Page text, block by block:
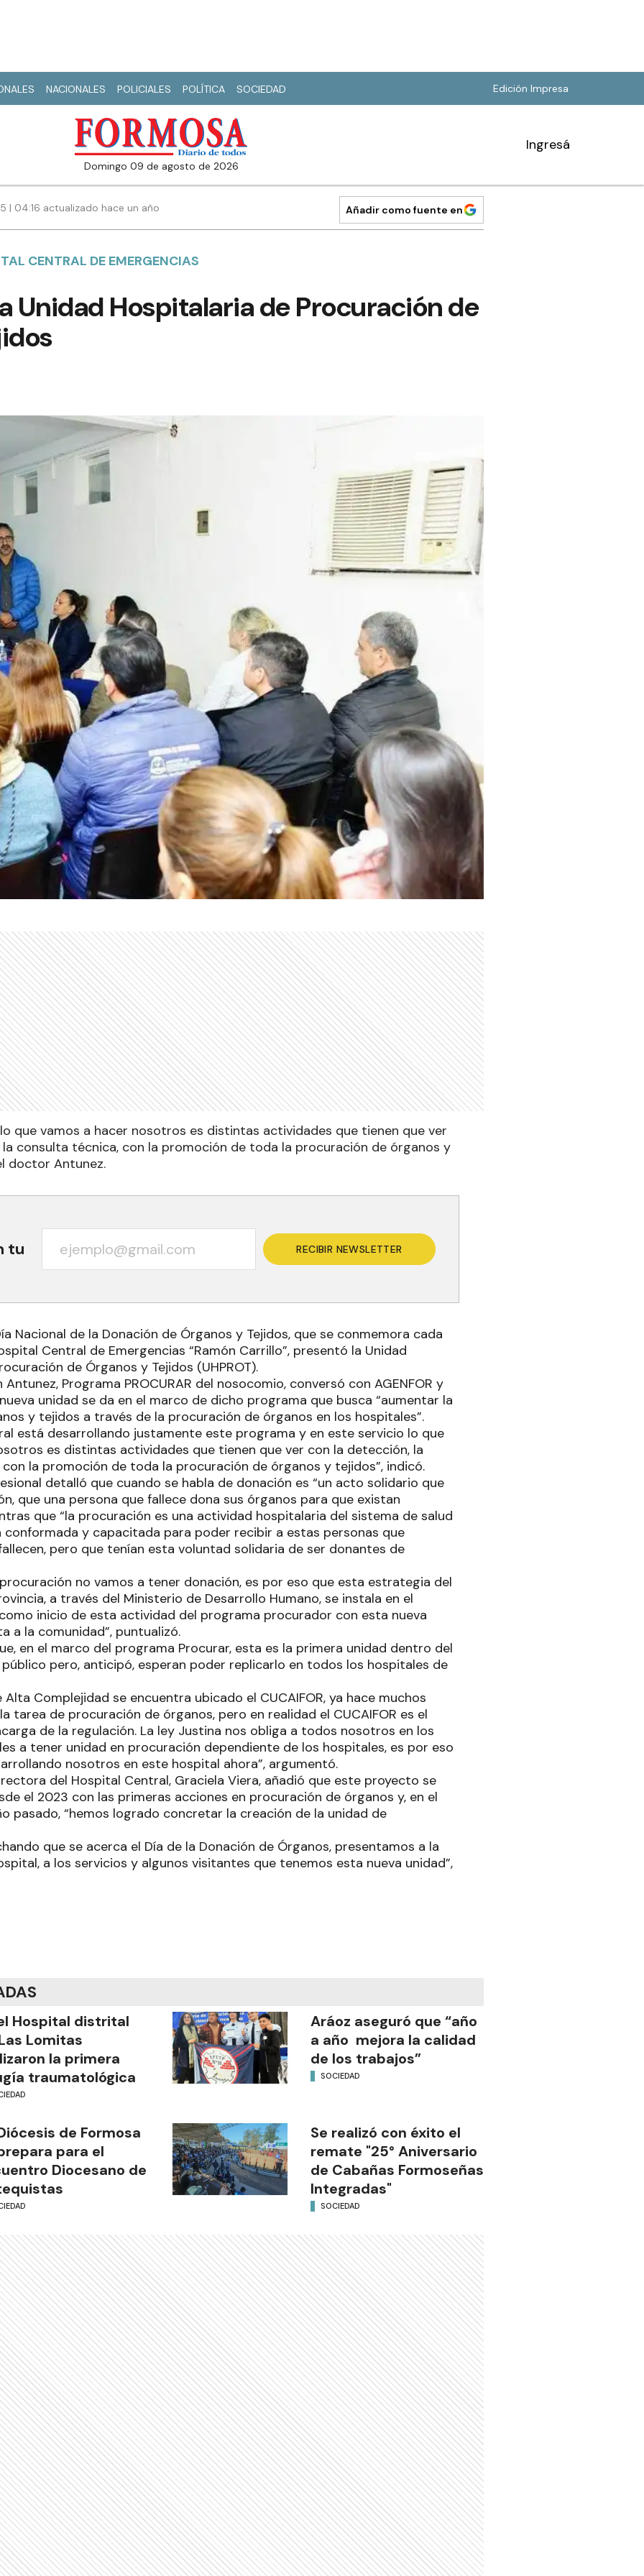
NACIONALES POLICIALES POLÍTICA SOCIEDAD Edición Impresa
domingo 09 de agosto de 2026
Ingresá
| 04:16 actualizado hace un año Añadir como fuente en
CENTRAL DE EMERGENCIAS
Unidad Hospitalaria de Procuración de
que vamos a hacer nosotros es distintas actividades que tienen que ver
consulta técnica, con la promoción de toda la procuración de órganos y
doctor Antunez.
tu RECIBIR NEWSLETTER
Nacional de la Donación de Órganos y Tejidos, que se conmemora cada
Central de Emergencias “Ramón Carrillo”, presentó la Unidad
de Órganos y Tejidos (UHPROT).
Programa PROCURAR del nosocomio, conversó con AGENFOR y
unidad se da en el marco de dicho programa que busca “aumentar la
y tejidos a través de la procuración de órganos en los hospitales”.
está desarrollando justamente este programa y en este servicio lo que
es distintas actividades que tienen que ver con la detección, la
la promoción de toda la procuración de órganos y tejidos”, indicó.
detalló que cuando se habla de donación es “un acto solidario que
que una persona que fallece dona sus órganos para que existan
que “la procuración es una actividad hospitalaria del sistema de salud
conformada y capacitada para poder recibir a estas personas que
pero que tenían esta voluntad solidaria de ser donantes de
no vamos a tener donación, es por eso que esta estrategia del
a través del Ministerio de Desarrollo Humano, se instala en el
inicio de esta actividad del programa procurador con esta nueva
a la comunidad”, puntualizó.
en el marco del programa Procurar, esta es la primera unidad dentro del
pero, anticipó, esperan poder replicarlo en todos los hospitales de
Alta Complejidad se encuentra ubicado el CUCAIFOR, ya hace muchos
tarea de procuración de órganos, pero en realidad el CUCAIFOR es el
de la regulación. La ley Justina nos obliga a todos nosotros en los
a tener unidad en procuración dependiente de los hospitales, es por eso
nosotros en este hospital ahora”, argumentó.
del Hospital Central, Graciela Viera, añadió que este proyecto se
el 2023 con las primeras acciones en procuración de órganos y, en el
pasado, “hemos logrado concretar la creación de la unidad de
que se acerca el Día de la Donación de Órganos, presentamos a la
a los servicios y algunos visitantes que tenemos esta nueva unidad”,
Hospital distrital
Lomitas
la primera
traumatológica
Aráoz aseguró que “año
a año mejora la calidad
de los trabajos”
SOCIEDAD
de Formosa
para el
Diocesano de
Se realizó con éxito el
remate "25° Aniversario
de Cabañas Formoseñas
Integradas"
SOCIEDAD